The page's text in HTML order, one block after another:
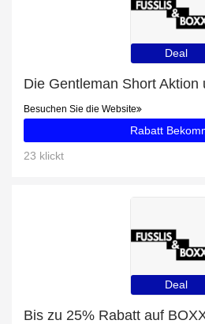
Deal
Besuchen Sie die Website
Rabatt
23 klickt
Deal